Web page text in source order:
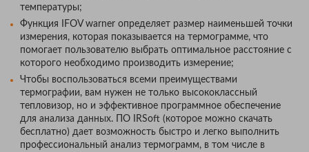
температуры;
Функция IFOV warner определяет размер наименьшей точки
измерения, которая показывается на термограмме, что
помогает пользователю выбрать оптимальное расстояние с
которого необходимо производить измерение;
Чтобы воспользоваться всеми преимуществами
термографии, вам нужен не только высококлассный
тепловизор, но и эффективное программное обеспечение
для анализа данных. ПО IRSoft (которое можно скачать
бесплатно) дает возможность быстро и легко выполнить
профессиональный анализ термограмм, в том числе в